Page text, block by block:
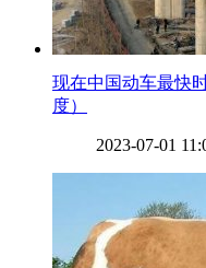
现在中国动车最快
度）
2023-07-01